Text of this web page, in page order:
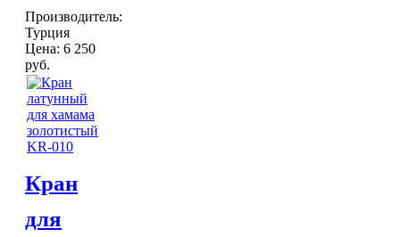
Производитель:
Турция
Цена: 6 250
руб.
Кран
для